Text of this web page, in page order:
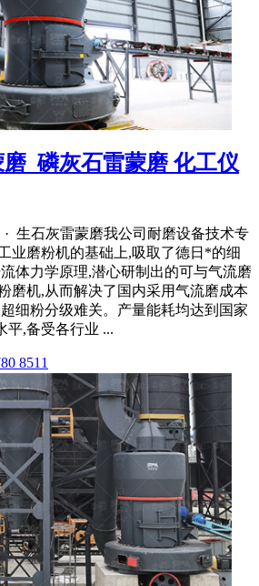
_磷灰石雷蒙磨 化工仪
· 生石灰雷蒙磨我公司耐磨设备技术专
业磨粉机的基础上,吸取了德日*的细
体力学原理,潜心研制出的可与气流磨
磨机,从而解决了国内采用气流磨成本
细粉分级难关。产量能耗均达到国家
平,备受各行业 ...
8511